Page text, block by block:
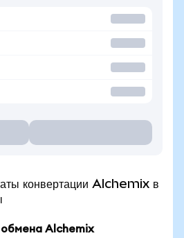
конвертации Alchemix в
Alchemix